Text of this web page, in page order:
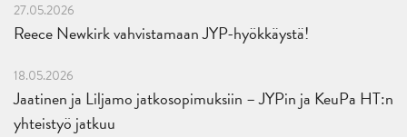
27.05.2026
Reece Newkirk vahvistamaan JYP-hyökkäystä!
18.05.2026
Jaatinen ja Liljamo jatkosopimuksiin – JYPin ja KeuPa HT:n
yhteistyö jatkuu